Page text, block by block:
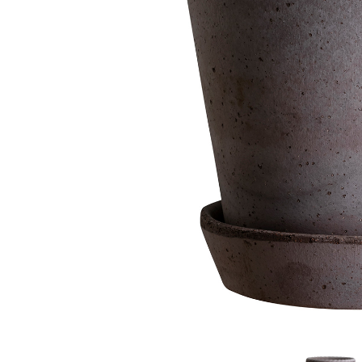
Sammetssoffor
Tillbehör till soffa
Tygstolar